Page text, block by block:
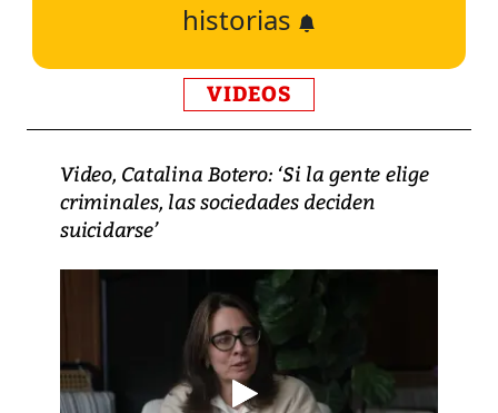
historias
VIDEOS
Video, Catalina Botero: ‘Si la gente elige
criminales, las sociedades deciden
suicidarse’